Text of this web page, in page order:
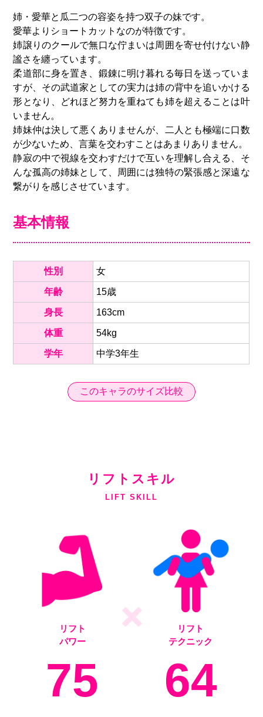
姉・愛華と瓜二つの容姿を持つ双子の妹です。
愛華よりショートカットなのが特徴です。
姉譲りのクールで無口な佇まいは周囲を寄せ付けない静
謐さを纏っています。
柔道部に身を置き、鍛錬に明け暮れる毎日を送っていま
すが、その武道家としての実力は姉の背中を追いかける
形となり、どれほど努力を重ねても姉を超えることは叶
いません。
姉妹仲は決して悪くありませんが、二人とも極端に口数
が少ないため、言葉を交わすことはあまりありません。
静寂の中で視線を交わすだけで互いを理解し合える、そ
んな孤高の姉妹として、周囲には独特の緊張感と深遠な
繋がりを感じさせています。
基本情報
性別 女
年齢 15歳
身長 163cm
体重 54kg
学年 中学3年生
リフトスキル
LIFT SKILL
リフト
パワー
75
リフト
テクニック
64